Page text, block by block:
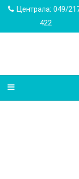
Централа: 049/
422